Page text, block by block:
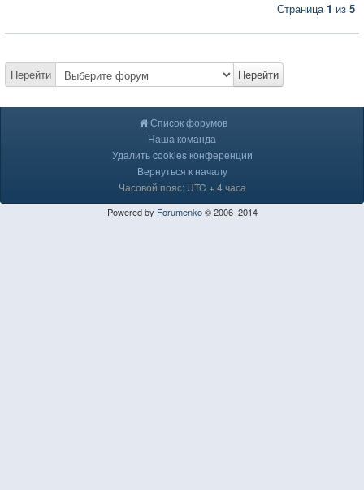
Страница1 из 5
Перейти Перейти
Список форумов
Наша команда
Удалить cookies конференции
Вернуться к началу
Часовой пояс: UTC + 4 часа
Powered by Forumenko© 2006–2014